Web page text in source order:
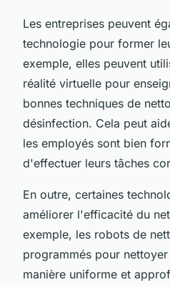
Les entreprises peuvent
technologie pour former
exemple, elles peuvent
réalité virtuelle pour
bonnes techniques de
désinfection. Cela peut
les employés sont bien
d'effectuer leurs tâches
En outre, certaines
améliorer l'efficacité du
exemple, les robots de
programmés pour
manière uniforme et